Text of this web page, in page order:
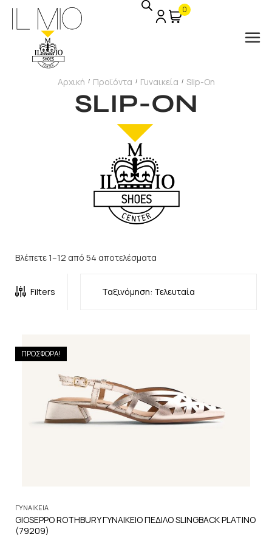
0
SLIP-ON
Αρχική / Προϊόντα / Γυναικεία / Slip-On
Βλέπετε 1–12 από 54 αποτελέσματα
Filters
ΠΡΟΣΦΟΡΑ!
ΓΥΝΑΙΚΕΙΑ
GIOSEPPO ROTHBURY ΓΥΝΑΙΚΕΙΟ ΠΕΔΙΛΟ SLINGBACK PLATINO
(79209)